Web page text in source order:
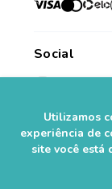
Utilizamos
experiência de
site você está
Crediário Web
Política de
Fale Conosco
Perguntas
de segunda a
Social
Segurança